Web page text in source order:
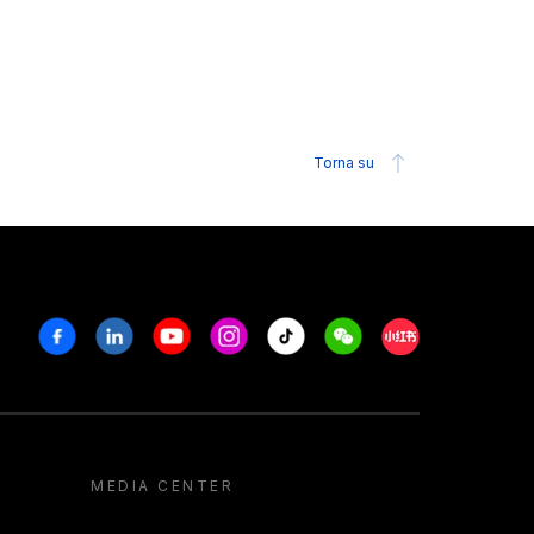
Torna su
FacebookLinkedinYoutubeInstagram
Tiktok WeechatXiaohongshu/
MEDIA CENTER